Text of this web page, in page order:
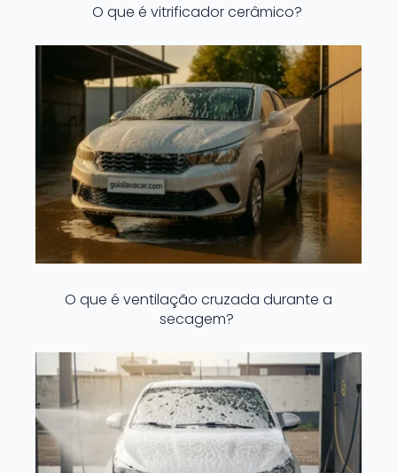
O que é vitrificador cerâmico?
O que é ventilação cruzada durante a
secagem?